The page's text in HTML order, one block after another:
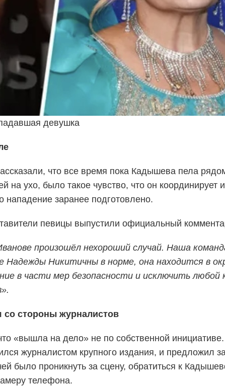
девушка
что все время пока Кадышева пела
ухо, было такое чувство, что он координирует
нападение заранее подготовлено.
певицы выпустили официальный
произошёл нехороший случай. Наша
Надежды Никитичны в норме, она находится в
в части мер безопасности и исключить любой
со стороны журналистов
«вышла на дело» не по собственной инициативе.
журналистом крупного издания, и предложил
было проникнуть за сцену, обратиться к
телефона.